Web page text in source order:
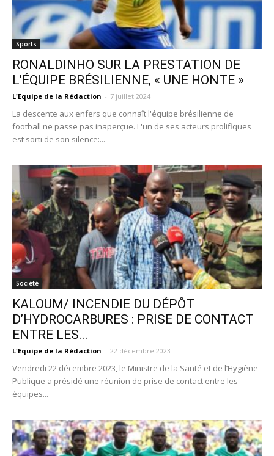
Sports
RONALDINHO SUR LA PRESTATION DE
L’ÉQUIPE BRÉSILIENNE, « UNE HONTE »
L'Equipe de la Rédaction - 7 juillet 2024
La descente aux enfers que connaît l'équipe brésilienne de
football ne passe pas inaperçue. L'un de ses acteurs prolifiques
est sorti de son silence:...
Société
KALOUM/ INCENDIE DU DÉPÔT
D’HYDROCARBURES : PRISE DE CONTACT
ENTRE LES...
L'Equipe de la Rédaction - 22 décembre 2023
Vendredi 22 décembre 2023, le Ministre de la Santé et de l’Hygiène
Publique a présidé une réunion de prise de contact entre les
équipes...